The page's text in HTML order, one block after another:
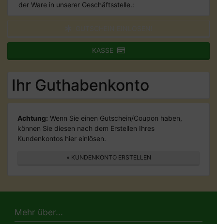
der Ware in unserer Geschäftsstelle.:
KASSE
Ihr Guthabenkonto
Achtung: Wenn Sie einen Gutschein/Coupon haben,
können Sie diesen nach dem Erstellen Ihres
Kundenkontos hier einlösen.
» KUNDENKONTO ERSTELLEN
Mehr über...